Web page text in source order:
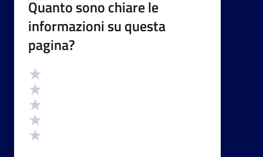
Quanto sono chiare le
informazioni su questa
pagina?
Valutazione